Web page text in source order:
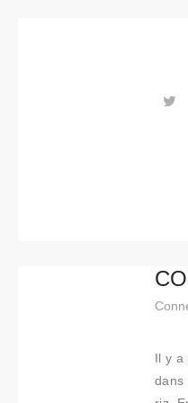
Il y a
dans